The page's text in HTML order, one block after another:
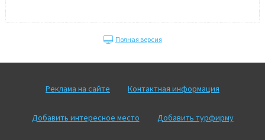
Полная версия
Реклама на сайте Контактная информация
Добавить интересное место Добавить турфирму